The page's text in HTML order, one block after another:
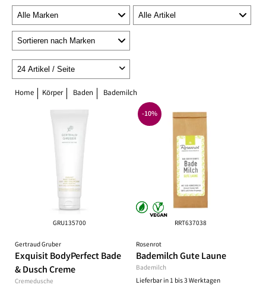
Home Körper Baden Bademilch
GRU135700
Gertraud Gruber
Exquisit BodyPerfect Bade
& Dusch Creme
Cremedusche
RRT637038
Rosenrot
Bademilch Gute Laune
Bademilch
Lieferbar in 1 bis 3 Werktagen
-10%